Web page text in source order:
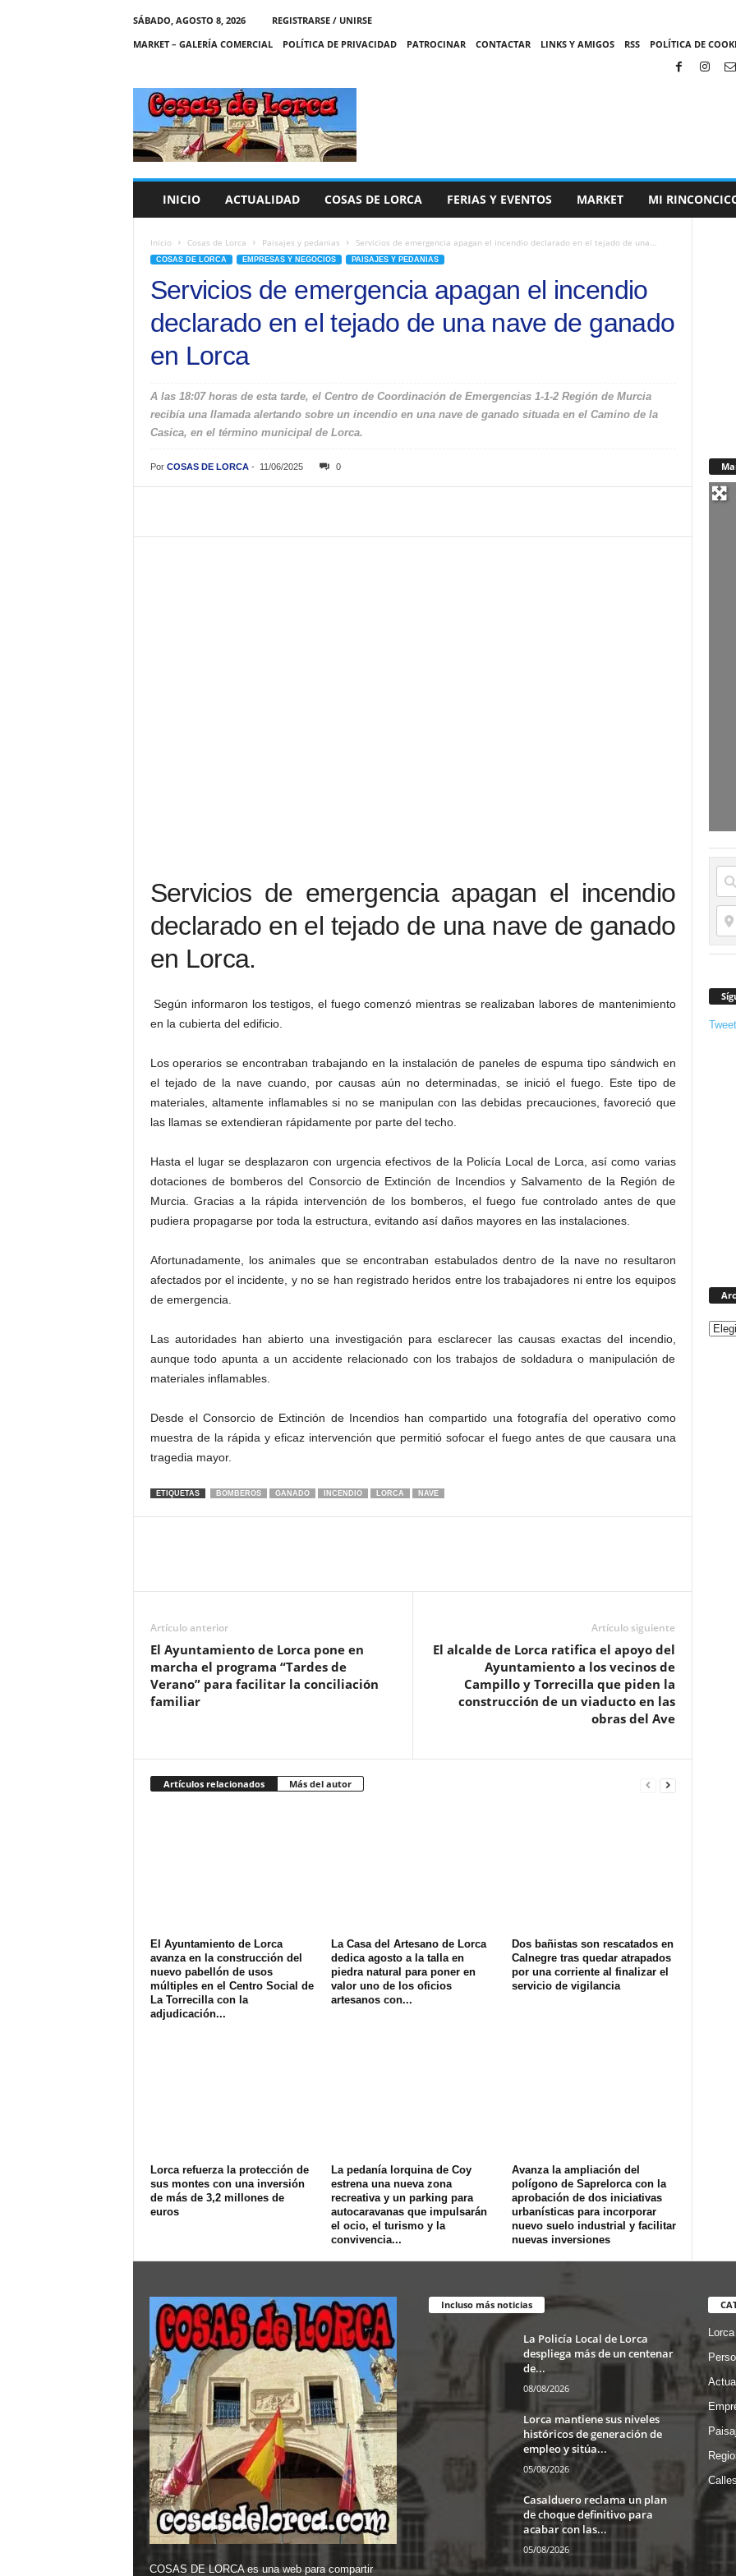
SÁBADO, AGOSTO 8, 2026
REGISTRARSE / UNIRSE
MARKET – GALERÍA COMERCIAL
POLÍTICA DE PRIVACIDAD PATROCINAR CONTACTAR LINKS Y AMIGOS RSS POLÍTICA DE
C
A
S
INICIO ACTUALIDAD COSAS DE LORCA FERIAS Y EVENTOS MARKET MI
Inicio Cosas de Lorca Paisajes y pedanias Servicios de emergencia apagan el incendio declarado en el tejado de una...
COSAS DE LORCA EMPRESAS Y NEGOCIOS PAISAJES Y PEDANIAS
Servicios de emergencia apagan el incendio
declarado en el tejado de una nave de ganado
en Lorca
A las 18:07 horas de esta tarde, el Centro de Coordinación de Emergencias 1-1-2 Región de Murcia
recibía una llamada alertando sobre un incendio en una nave de ganado situada en el Camino de la
Casica, en el término municipal de Lorca.
Por COSAS DE LORCA- 11/06/2025 0
Servicios de emergencia apagan el incendio
declarado en el tejado de una nave de ganado
en Lorca.
Según informaron los testigos, el fuego comenzó mientras se realizaban labores de mantenimiento
en la cubierta del edificio.
Los operarios se encontraban trabajando en la instalación de paneles de espuma tipo sándwich en
el tejado de la nave cuando, por causas aún no determinadas, se inició el fuego. Este tipo de
materiales, altamente inflamables si no se manipulan con las debidas precauciones, favoreció que
las llamas se extendieran rápidamente por parte del techo.
Hasta el lugar se desplazaron con urgencia efectivos de la Policía Local de Lorca, así como varias
dotaciones de bomberos del Consorcio de Extinción de Incendios y Salvamento de la Región de
Murcia. Gracias a la rápida intervención de los bomberos, el fuego fue controlado antes de que
pudiera propagarse por toda la estructura, evitando así daños mayores en las instalaciones.
Afortunadamente, los animales que se encontraban estabulados dentro de la nave no resultaron
afectados por el incidente, y no se han registrado heridos entre los trabajadores ni entre los equipos
de emergencia.
Las autoridades han abierto una investigación para esclarecer las causas exactas del incendio,
aunque todo apunta a un accidente relacionado con los trabajos de soldadura o manipulación de
materiales inflamables.
Desde el Consorcio de Extinción de Incendios han compartido una fotografía del operativo como
muestra de la rápida y eficaz intervención que permitió sofocar el fuego antes de que causara una
tragedia mayor.
ETIQUETAS BOMBEROS GANADO INCENDIO LORCA NAVE
Artículo anterior
El Ayuntamiento de Lorca pone en
marcha el programa “Tardes de
Verano” para facilitar la conciliación
familiar
Artículo siguiente
El alcalde de Lorca ratifica el apoyo del
Ayuntamiento a los vecinos de
Campillo y Torrecilla que piden la
construcción de un viaducto en las
obras del Ave
Artículos relacionados Más del autor
El Ayuntamiento de Lorca
avanza en la construcción del
nuevo pabellón de usos
múltiples en el Centro Social de
La Torrecilla con la
adjudicación...
La Casa del Artesano de Lorca
dedica agosto a la talla en
piedra natural para poner en
valor uno de los oficios
artesanos con...
Dos bañistas son rescatados en
Calnegre tras quedar atrapados
por una corriente al finalizar el
servicio de vigilancia
Lorca refuerza la protección de
sus montes con una inversión
de más de 3,2 millones de
euros
La pedanía lorquina de Coy
estrena una nueva zona
recreativa y un parking para
autocaravanas que impulsarán
el ocio, el turismo y la
convivencia...
Avanza la ampliación del
polígono de Saprelorca con la
aprobación de dos iniciativas
urbanísticas para incorporar
nuevo suelo industrial y facilitar
nuevas inversiones
COSAS DE LORCA es una web para compartir
Incluso más noticias
La Policía Local de Lorca
despliega más de un centenar
de...
08/08/2026
Lorca mantiene sus niveles
históricos de generación de
empleo y sitúa...
05/08/2026
Casalduero reclama un plan
de choque definitivo para
acabar con las...
05/08/2026
Lorca